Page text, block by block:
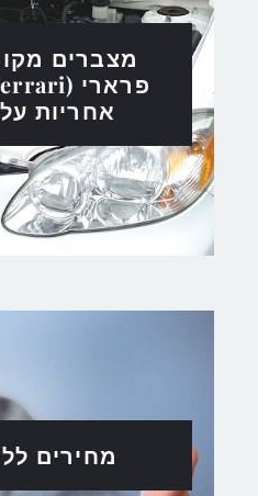
מצברים
אחריות
מחירים